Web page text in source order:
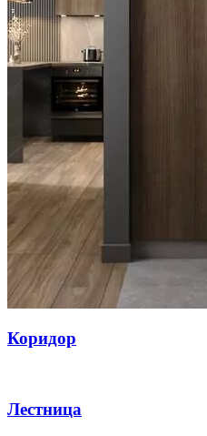
Коридор
Лестница